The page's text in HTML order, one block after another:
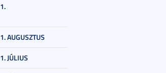
AUGUSZTUS
JÚLIUS